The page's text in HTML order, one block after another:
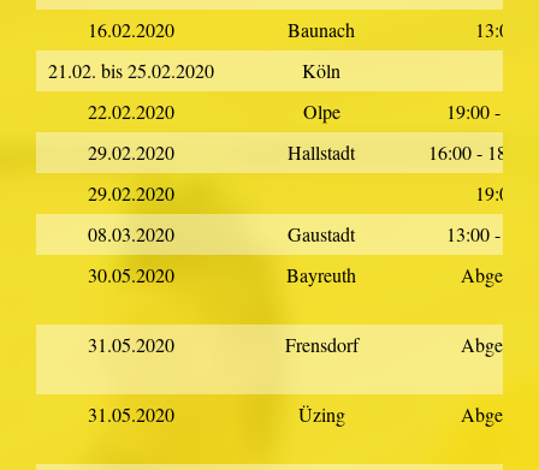
16.02.2020
Baunach
13:00
21.02. bis 25.02.2020
Köln
22.02.2020
Olpe
19:00 -
29.02.2020
Hallstadt
16:00 - 18:00
29.02.2020
19:00
08.03.2020
Gaustadt
13:00 -
30.05.2020
Bayreuth Abgesagt
31.05.2020 Frensdorf Abgesagt
31.05.2020 Üzing Abgesagt